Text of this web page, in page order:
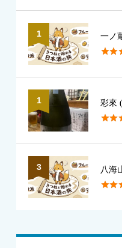
1 一ノ

1 彩來

3 八海
